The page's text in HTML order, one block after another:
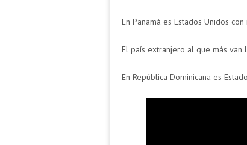
En Panamá es Estados Unidos
El país extranjero al que más van
En República Dominicana es